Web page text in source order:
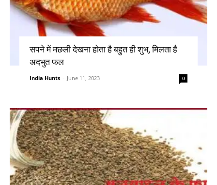
सपने में मछली देखना होता है बहुत ही शुभ, मिलता है
अदभुत फल
India Hunts - June 11, 2023 0